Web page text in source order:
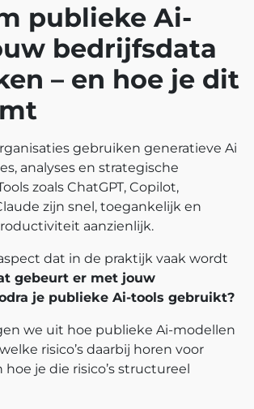
publieke Ai-
bedrijfsdata
– en hoe je dit
gebruiken generatieve Ai
analyses en strategische
zoals ChatGPT, Copilot,
zijn snel, toegankelijk en
aanzienlijk.
dat in de praktijk vaak wordt
gebeurt er met jouw
je publieke Ai-tools gebruikt?
we uit hoe publieke Ai-modellen
risico’s daarbij horen voor
hoe je die risico’s structureel